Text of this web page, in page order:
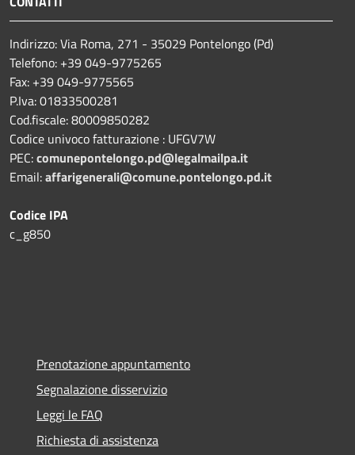
Indirizzo: Via Roma, 271 - 35029 Pontelongo (Pd)
Telefono: +39 049-9775265
Fax: +39 049-9775565
P.Iva: 01833500281
Cod.fiscale: 80009850282
Codice univoco fatturazione : UFGV7W
PEC:comunepontelongo.pd@legalmailpa.it
Email:affarigenerali@comune.pontelongo.pd.it
Codice IPA
c_g850
Prenotazione appuntamento
Segnalazione disservizio
Leggi le FAQ
Richiesta di assistenza